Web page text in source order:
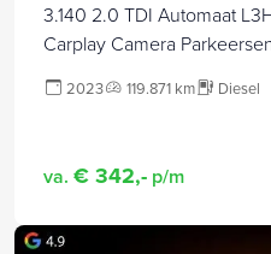
3.140 2.0 TDI Automaat
Carplay Camera
2023 119.871 km Diesel
va. € 342,- p/m